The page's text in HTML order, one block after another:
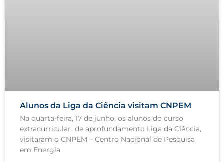
Alunos da Liga da Ciência visitam CNPEM
Na quarta-feira, 17 de junho, os alunos do curso
extracurricular de aprofundamento Liga da Ciência,
visitaram o CNPEM – Centro Nacional de Pesquisa
em Energia